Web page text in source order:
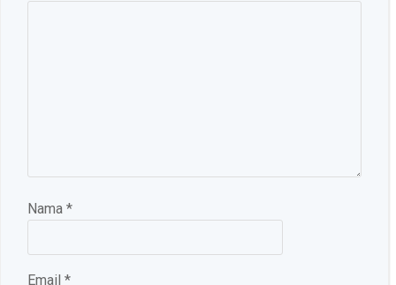
Nama *
Email *